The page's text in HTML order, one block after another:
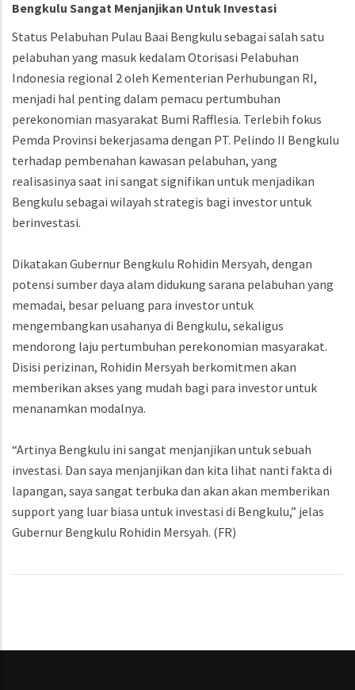
Bengkulu Sangat Menjanjikan Untuk Investasi
Status Pelabuhan Pulau Baai Bengkulu sebagai salah satu
pelabuhan yang masuk kedalam Otorisasi Pelabuhan
Indonesia regional 2 oleh Kementerian Perhubungan RI,
menjadi hal penting dalam pemacu pertumbuhan
perekonomian masyarakat Bumi Rafflesia. Terlebih fokus
Pemda Provinsi bekerjasama dengan PT. Pelindo II Bengkulu
terhadap pembenahan kawasan pelabuhan, yang
realisasinya saat ini sangat signifikan untuk menjadikan
Bengkulu sebagai wilayah strategis bagi investor untuk
berinvestasi.
Dikatakan Gubernur Bengkulu Rohidin Mersyah, dengan
potensi sumber daya alam didukung sarana pelabuhan yang
memadai, besar peluang para investor untuk
mengembangkan usahanya di Bengkulu, sekaligus
mendorong laju pertumbuhan perekonomian masyarakat.
Disisi perizinan, Rohidin Mersyah berkomitmen akan
memberikan akses yang mudah bagi para investor untuk
menanamkan modalnya.
“Artinya Bengkulu ini sangat menjanjikan untuk sebuah
investasi. Dan saya menjanjikan dan kita lihat nanti fakta di
lapangan, saya sangat terbuka dan akan akan memberikan
support yang luar biasa untuk investasi di Bengkulu,” jelas
Gubernur Bengkulu Rohidin Mersyah. (FR)